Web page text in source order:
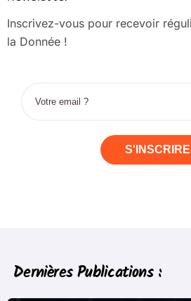
Inscrivez-vous pour recevoir
la Donnée !
S'INSCRIRE
Dernières Publications :